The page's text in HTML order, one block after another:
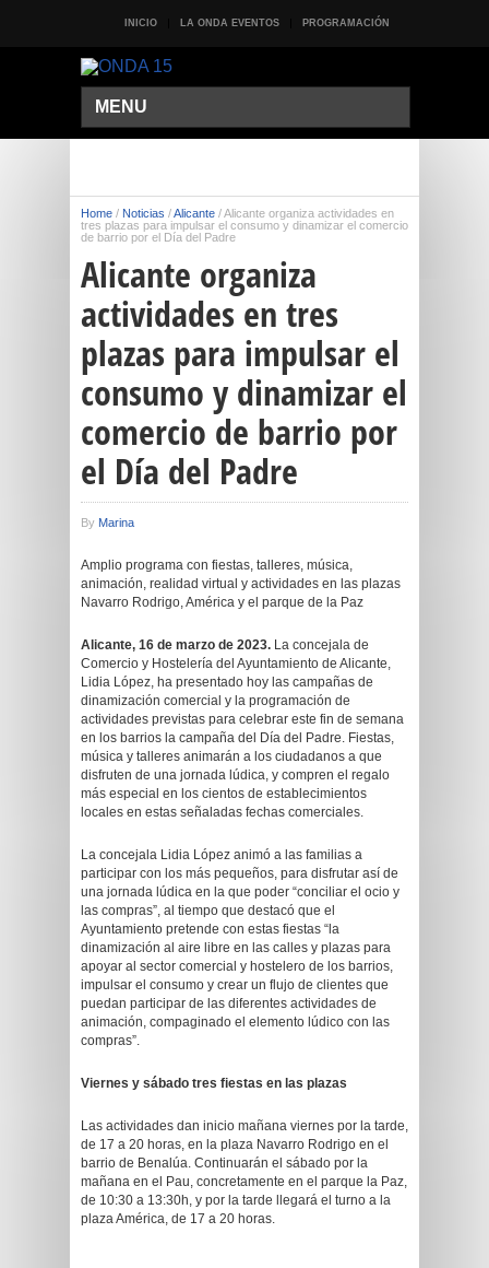
INICIO LA ONDA EVENTOS PROGRAMACIÓN
MENU
Home / Noticias /Alicante /Alicante organiza actividades en
tres plazas para impulsar el consumo y dinamizar el comercio
de barrio por el Día del Padre
Alicante organiza
actividades en tres
plazas para impulsar el
consumo y dinamizar el
comercio de barrio por
el Día del Padre
By Marina
Amplio programa con fiestas, talleres, música,
animación, realidad virtual y actividades en las plazas
Navarro Rodrigo, América y el parque de la Paz
Alicante, 16 de marzo de 2023. La concejala de
Comercio y Hostelería del Ayuntamiento de Alicante,
Lidia López, ha presentado hoy las campañas de
dinamización comercial y la programación de
actividades previstas para celebrar este fin de semana
en los barrios la campaña del Día del Padre. Fiestas,
música y talleres animarán a los ciudadanos a que
disfruten de una jornada lúdica, y compren el regalo
más especial en los cientos de establecimientos
locales en estas señaladas fechas comerciales.
La concejala Lidia López animó a las familias a
participar con los más pequeños, para disfrutar así de
una jornada lúdica en la que poder “conciliar el ocio y
las compras”, al tiempo que destacó que el
Ayuntamiento pretende con estas fiestas “la
dinamización al aire libre en las calles y plazas para
apoyar al sector comercial y hostelero de los barrios,
impulsar el consumo y crear un flujo de clientes que
puedan participar de las diferentes actividades de
animación, compaginado el elemento lúdico con las
compras”.
Viernes y sábado tres fiestas en las plazas
Las actividades dan inicio mañana viernes por la tarde,
de 17 a 20 horas, en la plaza Navarro Rodrigo en el
barrio de Benalúa. Continuarán el sábado por la
mañana en el Pau, concretamente en el parque la Paz,
de 10:30 a 13:30h, y por la tarde llegará el turno a la
plaza América, de 17 a 20 horas.